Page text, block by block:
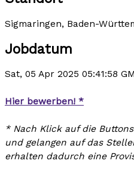
Sigmaringen, Baden-
Jobdatum
Sat, 05 Apr 2025 05:41:58
Hier bewerben! *
* Nach Klick auf die
und gelangen auf das
erhalten dadurch eine